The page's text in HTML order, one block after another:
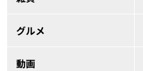
グルメ
動画